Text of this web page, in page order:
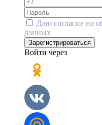
Даю согласие на
данных
Зарегистрироваться
Войти через